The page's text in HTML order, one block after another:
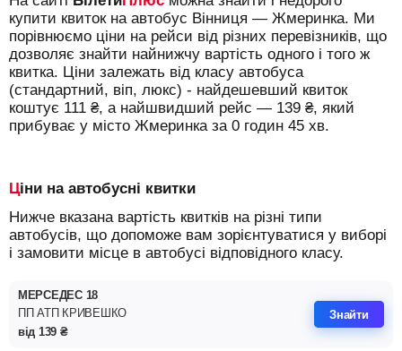
купити квиток на автобус Вінниця — Жмеринка. Ми
порівнюємо ціни на рейси від різних перевізників, що
дозволяє знайти найнижчу вартість одного і того ж
квитка. Ціни залежать від класу автобуса
(стандартний, віп, люкс) - найдешевший квиток
коштує 111 ₴, а найшвидший рейс — 139 ₴, який
прибуває у місто Жмеринка за 0 годин 45 хв.
Ціни на автобусні квитки
Нижче вказана вартість квитків на різні типи
автобусів, що допоможе вам зорієнтуватися у виборі
і замовити місце в автобусі відповідного класу.
МЕРСЕДЕС 18
ПП АТП КРИВЕШКО
від 139 ₴
Знайти